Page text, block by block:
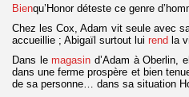
Bienqu’Honor déteste ce genre
Chez les Cox, Adam vit seule avec
accueillie ; Abigaïl surtout lui rend la
Dans lemagasin d’Adam à Oberlin,
dans une ferme prospère et bien
de sa personne… dans sa situation